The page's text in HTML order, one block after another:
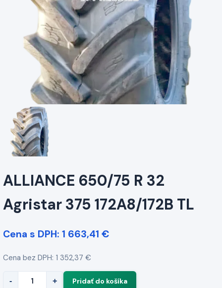
ALLIANCE 650/75 R 32
Agristar 375 172A8/172B TL
Cena s DPH: 1 663,41 €
Cena bez DPH: 1 352,37 €
- +